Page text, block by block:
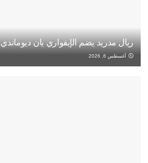
ريال مدريد يضم الإيفواري يان ديوماندي
أغسطس 6, 2026